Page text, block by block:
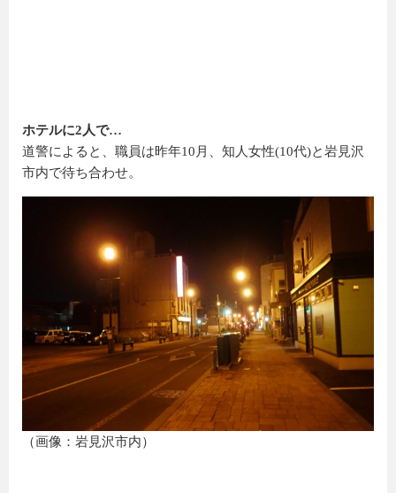
ホテルに2人で…
道警によると、職員は昨年10月、知人女性(10代)と岩見沢
市内で待ち合わせ。
（画像：岩見沢市内）